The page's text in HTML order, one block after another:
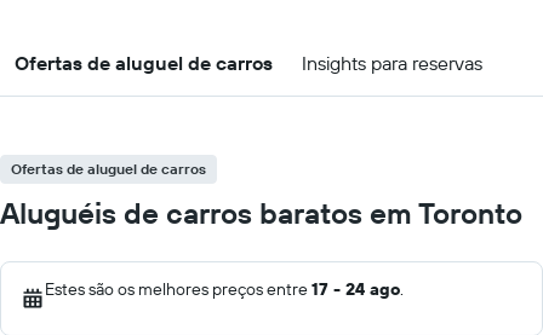
Ofertas de aluguel de carros Insights para reservas
Ofertas de aluguel de carros
Aluguéis de carros baratos em Toronto
Estes são os melhores preços entre17 - 24 ago.